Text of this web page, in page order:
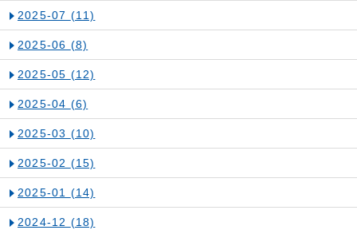
2025-07 (11)
2025-06 (8)
2025-05 (12)
2025-04 (6)
2025-03 (10)
2025-02 (15)
2025-01 (14)
2024-12 (18)